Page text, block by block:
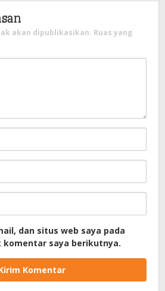
akan dipublikasikan. Ruas yang
dan situs web saya pada
komentar saya berikutnya.